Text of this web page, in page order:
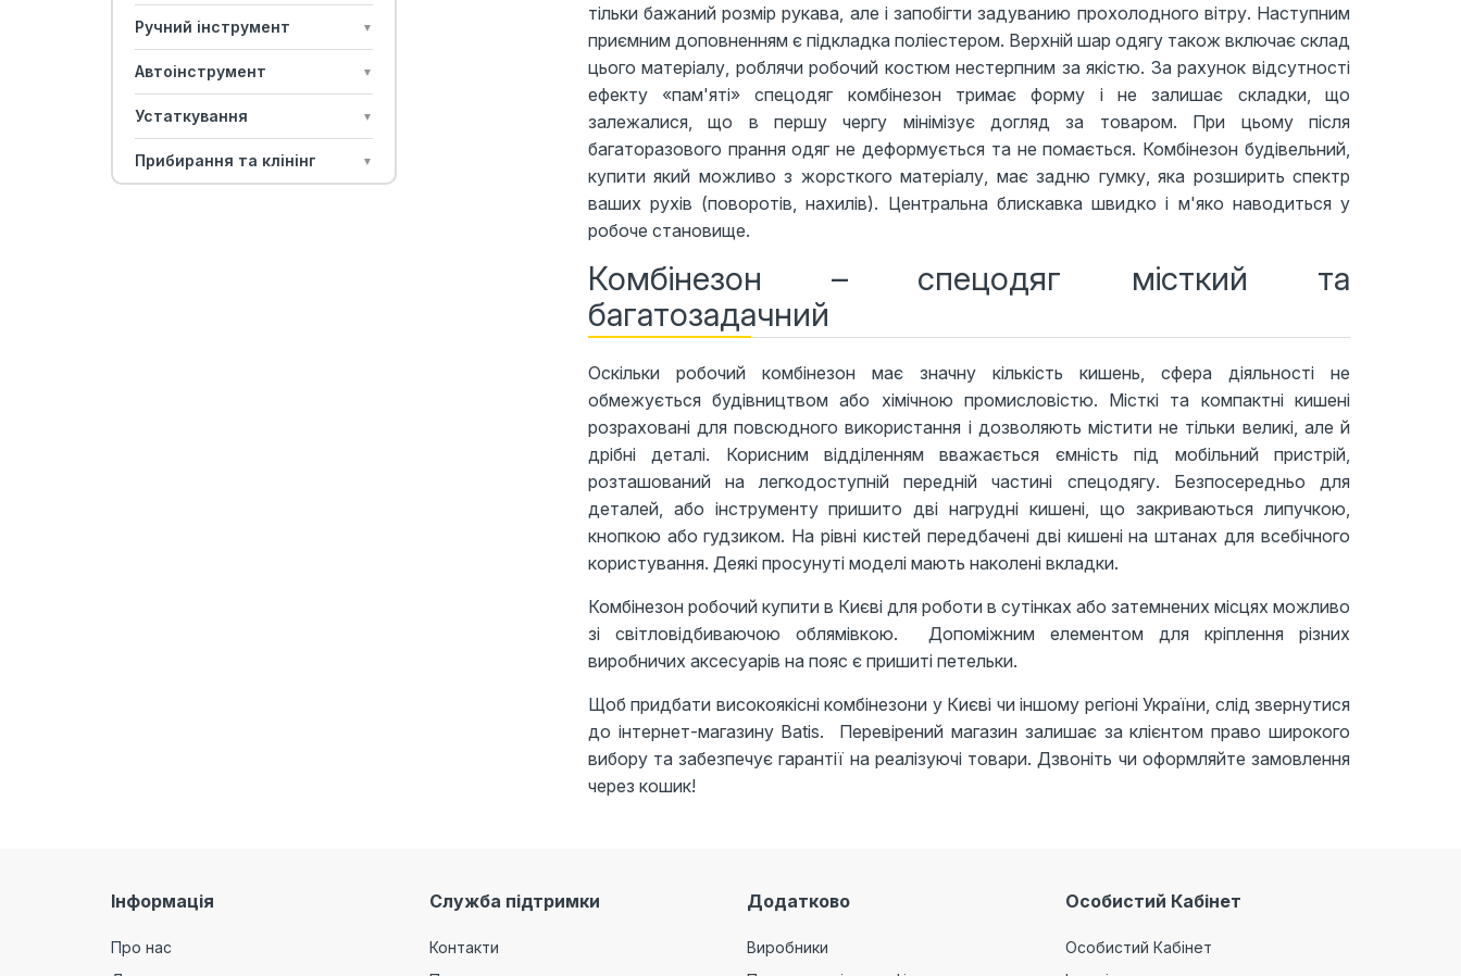
Ручний інструмент ▼
Автоінструмент ▼
Устаткування ▼
Прибирання та клінінг ▼
тільки бажаний розмір рукава, але і запобігти задуванию прохолодного вітру. Наступним
приємним доповненням є підкладка поліестером. Верхній шар одягу також включає склад
цього матеріалу, роблячи робочий костюм нестерпним за якістю. За рахунок відсутності
ефекту «пам'яті» спецодяг комбінезон тримає форму і не залишає складки, що
залежалися, що в першу чергу мінімізує догляд за товаром. При цьому після
багаторазового прання одяг не деформується та не помається. Комбінезон будівельний,
купити який можливо з жорсткого матеріалу, має задню гумку, яка розширить спектр
ваших рухів (поворотів, нахилів). Центральна блискавка швидко і м'яко наводиться у
робоче становище.
Комбінезон – спецодяг місткий та
багатозадачний
Оскільки робочий комбінезон має значну кількість кишень, сфера діяльності не
обмежується будівництвом або хімічною промисловістю. Місткі та компактні кишені
розраховані для повсюдного використання і дозволяють містити не тільки великі, але й
дрібні деталі. Корисним відділенням вважається ємність під мобільний пристрій,
розташований на легкодоступній передній частині спецодягу. Безпосередньо для
деталей, або інструменту пришито дві нагрудні кишені, що закриваються липучкою,
кнопкою або гудзиком. На рівні кистей передбачені дві кишені на штанах для всебічного
користування. Деякі просунуті моделі мають наколені вкладки.
Комбінезон робочий купити в Києві для роботи в сутінках або затемнених місцях можливо
зі світловідбиваючою облямівкою. Допоміжним елементом для кріплення різних
виробничих аксесуарів на пояс є пришиті петельки.
Щоб придбати високоякісні комбінезони у Києві чи іншому регіоні України, слід звернутися
до інтернет-магазину Batis. Перевірений магазин залишає за клієнтом право широкого
вибору та забезпечує гарантії на реалізуючі товари. Дзвоніть чи оформляйте замовлення
через кошик!
Інформація
Про нас
Служба підтримки
Контакти
Додатково
Виробники
Особистий Кабінет
Особистий Кабінет